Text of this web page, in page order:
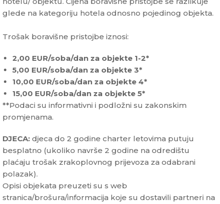
glede na kategoriju hotela odnosno pojedinog objekta.
Trošak boravišne pristojbe iznosi:
2,00 EUR/soba/dan za objekte 1-2*
5,00 EUR/soba/dan za objekte 3*
10,00 EUR/soba/dan za objekte 4*
15,00 EUR/soba/dan za objekte 5*
**Podaci su informativni i podložni su zakonskim
promjenama.
DJECA: djeca do 2 godine charter letovima putuju
besplatno (ukoliko navrše 2 godine na odredištu
plaćaju trošak zrakoplovnog prijevoza za odabrani
polazak).
Opisi objekata preuzeti su s web
stranica/brošura/informacija koje su dostavili partneri na